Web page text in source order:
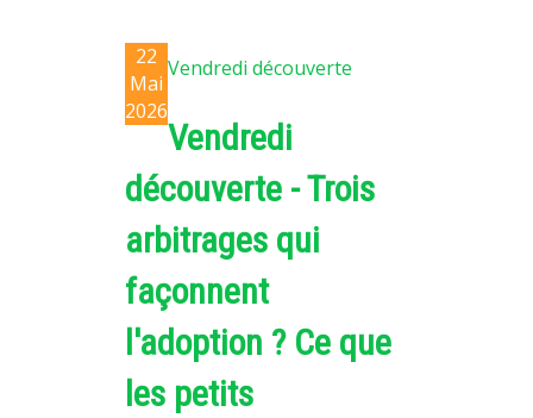
22
Mai
2026
Vendredi découverte
Vendredi
découverte - Trois
arbitrages qui
façonnent
l'adoption ? Ce que
les petits